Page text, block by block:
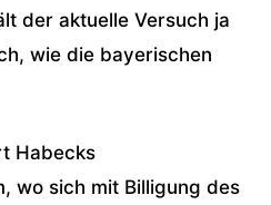
der aktuelle Versuch ja
wie die bayerischen
Habecks
wo sich mit Billigung des